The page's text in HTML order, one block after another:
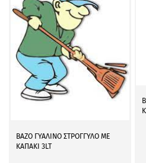
ΒΑΖΟ ΓΥΑΛΙΝΟ ΣΤΡΟΓΓΥΛΟ ΜΕ
ΚΑΠΑΚΙ 3LT